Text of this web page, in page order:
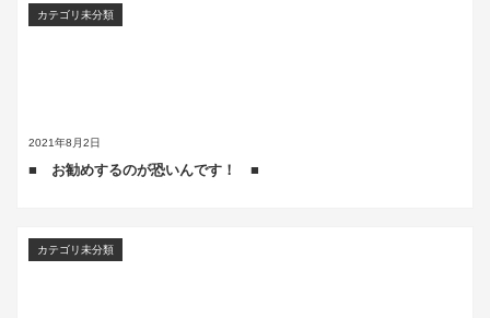
2021年8月2日
カテゴリ未分類
■ お勧めするのが恐いんです！ ■
カテゴリ未分類